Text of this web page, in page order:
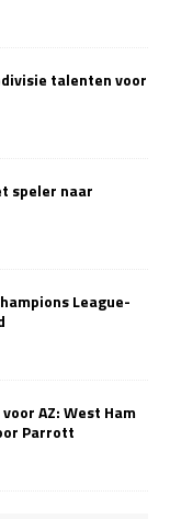
talenten voor
speler naar
League-
AZ: West Ham
Parrott